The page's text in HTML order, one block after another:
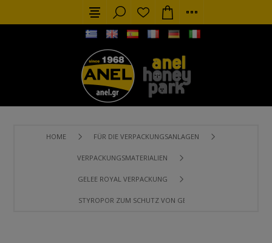
HOME FÜR DIE VERPACKUNGSANLAGEN
VERPACKUNGSMATERIALIEN
GELEE ROYAL VERPACKUNG
STYROPOR ZUM SCHUTZ VON GELÉE ROYALE (FÜR 10GR-